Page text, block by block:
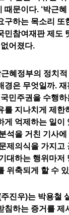
문이다. ‘박근혜
구하는 목소리 또
민참여재판 제도
어졌다.
혜정부의 정치
경은 무엇일까. 재
민주권을 수행
를 지나치게 제한
게 억제하는 일이
석을 거친 기사
제의식을 가지고
대하는 행위마저
위축되게 할 수
진우)는 박용철
침하는 증거를 제